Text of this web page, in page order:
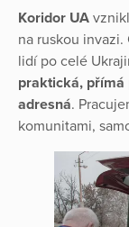
Koridor UA
na ruskou
lidí po celé
praktická, přímá
adresná.
komunitami,